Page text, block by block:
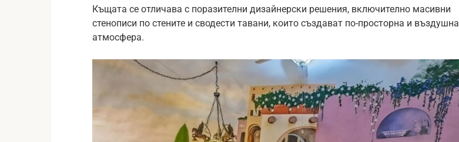
Къщата се отличава с поразителни дизайнерски решения, включително масивни
стенописи по стените и сводести тавани, които създават по-просторна и въздушна
атмосфера.